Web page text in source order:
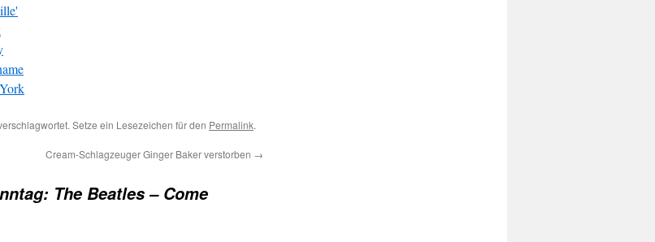
Setze ein Lesezeichen für den Permalink.
Cream-Schlagzeuger Ginger Baker verstorben →
The Beatles – Come